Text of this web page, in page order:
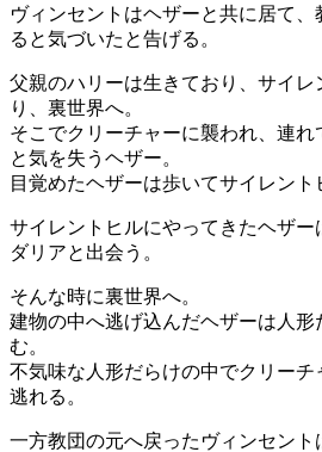
ヴィンセントはヘザーと共に居て
ると気づいたと告げる。
父親のハリーは生きており、サイ
り、裏世界へ。
そこでクリーチャーに襲われ、連れ
と気を失うヘザー。
目覚めたヘザーは歩いてサイレント
サイレントヒルにやってきたヘザー
ダリアと出会う。
そんな時に裏世界へ。
建物の中へ逃げ込んだヘザーは人形
む。
不気味な人形だらけの中でクリー
逃れる。
一方教団の元へ戻ったヴィンセン